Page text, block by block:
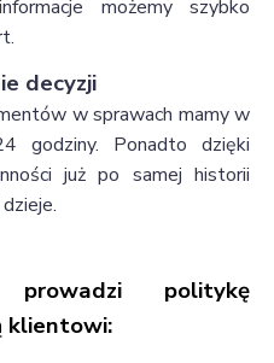
możemy szybko
decyzji
w sprawach mamy w
godziny. Ponadto dzięki
już po samej historii
prowadzi politykę
klientowi: